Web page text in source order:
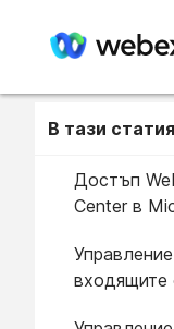
В тази статия
Достъп
Center в
входящите